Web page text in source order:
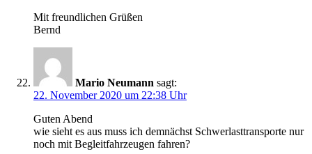
Mit freundlichen Grüßen
Bernd
Mario Neumann sagt:
22. November 2020 um 22:38 Uhr
Guten Abend
wie sieht es aus muss ich demnächst Schwerlasttransporte nur
noch mit Begleitfahrzeugen fahren?